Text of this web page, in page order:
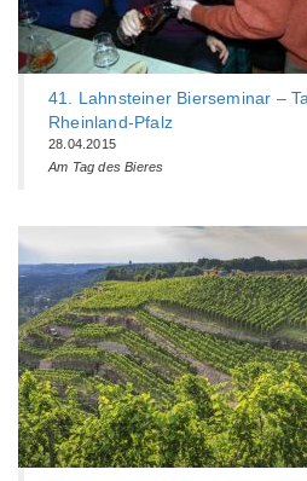
41. Lahnsteiner Bierseminar –
Rheinland-Pfalz
28.04.2015
Am Tag des Bieres